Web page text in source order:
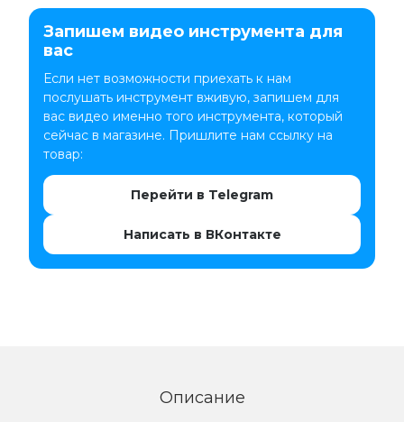
Запишем видео инструмента для
вас
Если нет возможности приехать к нам
послушать инструмент вживую, запишем для
вас видео именно того инструмента, который
сейчас в магазине. Пришлите нам ссылку на
товар:
Перейти в Telegram
Написать в ВКонтакте
Описание